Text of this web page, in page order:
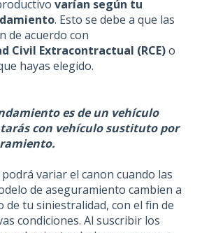
varían según tu
. Esto se debe a que las
de acuerdo con
Civil Extracontractual (RCE)o
hayas elegido.
es de un vehículo
con vehículo sustituto por
variar el canon cuando las
de aseguramiento cambien a
de tu siniestralidad, con el fin de
condiciones. Al suscribir los